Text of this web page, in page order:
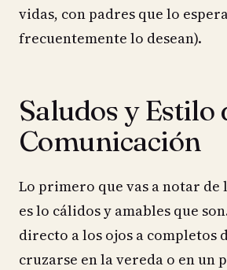
vidas, con padres que lo
frecuentemente lo desean).
Saludos y Estilo
Comunicación
Lo primero que vas a notar de
es lo cálidos y amables que
directo a los ojos a completos
cruzarse en la vereda o en un